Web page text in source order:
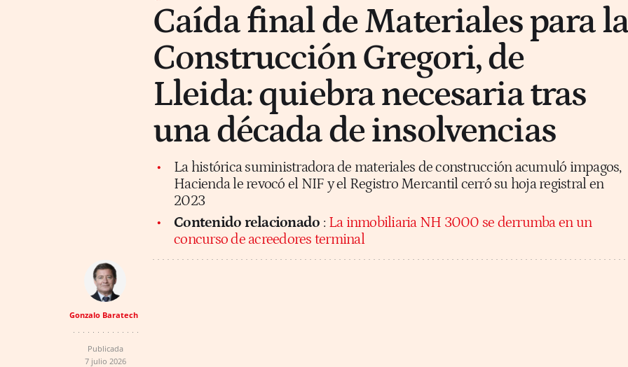
Caída final de Materiales para la
Construcción Gregori, de
Lleida: quiebra necesaria tras
una década de insolvencias
La histórica suministradora de materiales de construcción acumuló impagos,
Hacienda le revocó el NIF y el Registro Mercantil cerró su hoja registral en
2023
Contenido relacionado : La inmobiliaria NH 3000 se derrumba en un
concurso de acreedores terminal
Gonzalo Baratech
Publicada
7 julio 2026